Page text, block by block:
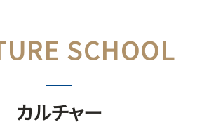
カルチャー